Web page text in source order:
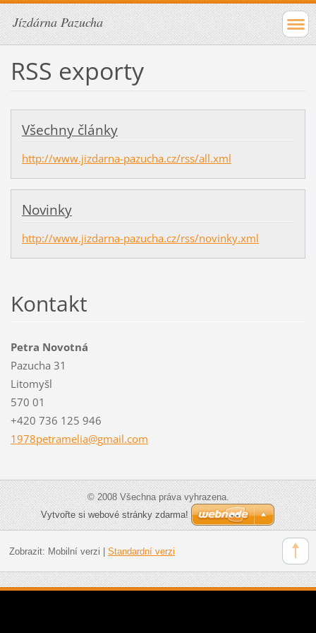
Jízdárna Pazucha
RSS exporty
Všechny články
http://www.jizdarna-pazucha.cz/rss/all.xml
Novinky
http://www.jizdarna-pazucha.cz/rss/novinky.xml
Kontakt
Petra Novotná
Pazucha 31
Litomyšl
570 01
+420 736 125 946
1978petramelia@gmail.com
© 2008 Všechna práva vyhrazena.
Vytvořte si webové stránky zdarma!
Zobrazit: Mobilní verzi Standardní verzi